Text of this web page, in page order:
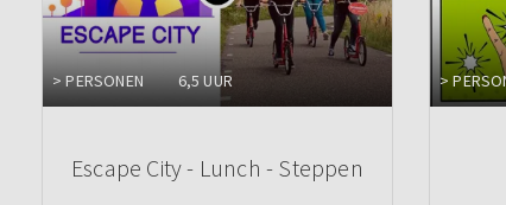
> PERSONEN 6,5 UUR
Escape City - Lunch - Steppen
>